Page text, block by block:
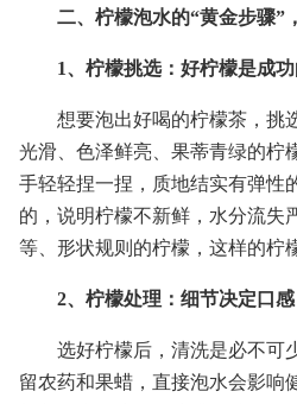
二、柠檬泡水的“黄金步骤”
1、柠檬挑选：好柠檬是成
想要泡出好喝的柠檬茶，挑
光滑、色泽鲜亮、果蒂青绿的柠
手轻轻捏一捏，质地结实有弹性
的，说明柠檬不新鲜，水分流失
等、形状规则的柠檬，这样的柠
2、柠檬处理：细节决定口感
选好柠檬后，清洗是必不可
留农药和果蜡，直接泡水会影响